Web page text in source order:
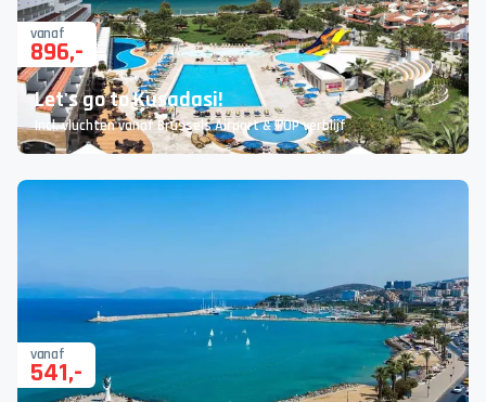
vanaf
896,-
Let's go to Kusadasi!
Incl. vluchten vanaf Brussels Airport & TOP verblijf
vanaf
541,-